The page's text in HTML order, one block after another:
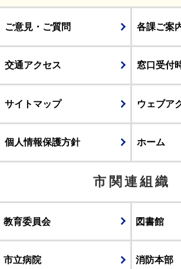
ご意見・ご質問 各課ご案
交通アクセス 窓口受付
サイトマップ ウェブア
個人情報保護方針 ホーム
市関連組織
教育委員会 図書館
市立病院 消防本部